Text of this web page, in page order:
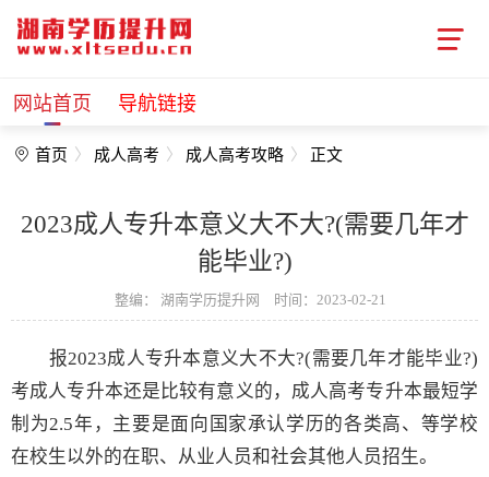
网站首页 导航链接
首页 成人高考 成人高考攻略 正文
2023成人专升本意义大不大?(需要几年才
能毕业?)
整编： 湖南学历提升网 时间：2023-02-21
报2023成人专升本意义大不大?(需要几年才能毕业?)
考成人专升本还是比较有意义的，成人高考专升本最短学
制为2.5年，主要是面向国家承认学历的各类高、等学校
在校生以外的在职、从业人员和社会其他人员招生。